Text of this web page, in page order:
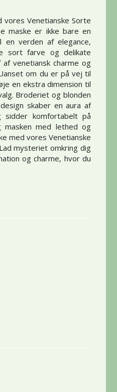
Venetianske Sorte
maske er ikke bare en
en verden af elegance,
sort farve og delikate
venetiansk charme og
om du er på vej til
en ekstra dimension til
Broderiet og blonden
skaber en aura af
komfortabelt på
masken med lethed og
med vores Venetianske
mysteriet omkring dig
og charme, hvor du